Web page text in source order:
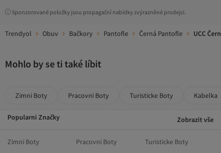
Sponzorované položky jsou propagační nabídky zvýrazněné prodejci.
Trendyol Obuv Bačkory Pantofle Černá Pantofle UCC
Mohlo by se ti také líbit
Zimni Boty Pracovni Boty Turisticke Boty Kabelka
Popularni Značky Zobrazit vše
Zimni Boty Pracovni Boty
Turisticke Boty